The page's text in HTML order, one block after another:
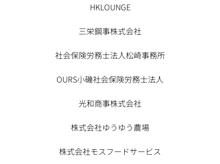
HKLOUNGE
三栄鋼事株式会社
社会保険労務士法人松崎事務所
OURS小磯社会保険労務士法人
光和商事株式会社
株式会社ゆうゆう農場
株式会社モスフードサービス